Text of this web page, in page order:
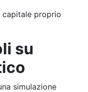
capitale proprio
su
simulazione